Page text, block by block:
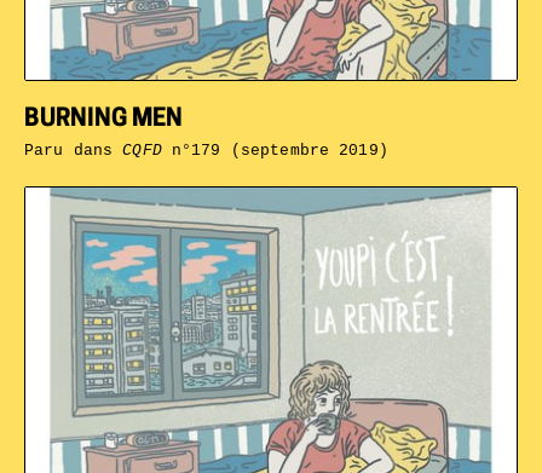
BURNING MEN
Paru dansCQFDn°179 (septembre 2019)